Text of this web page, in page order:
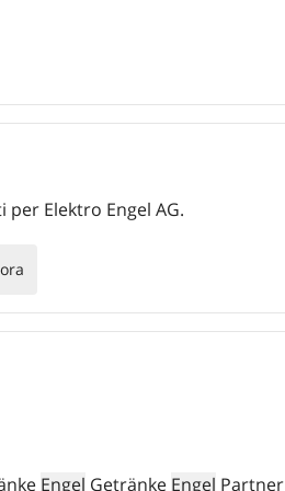
Elektro Engel AG.
Engel Getränke Engel Partner